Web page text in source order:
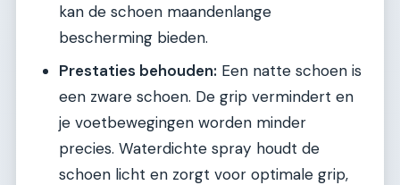
kan de schoen maandenlange
bescherming bieden.
Prestaties behouden: Een natte schoen is
een zware schoen. De grip vermindert en
je voetbewegingen worden minder
precies. Waterdichte spray houdt de
schoen licht en zorgt voor optimale grip,